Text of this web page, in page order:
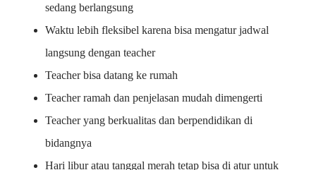
sedang berlangsung
Waktu lebih fleksibel karena bisa mengatur jadwal
langsung dengan teacher
Teacher bisa datang ke rumah
Teacher ramah dan penjelasan mudah dimengerti
Teacher yang berkualitas dan berpendidikan di
bidangnya
Hari libur atau tanggal merah tetap bisa di atur untuk